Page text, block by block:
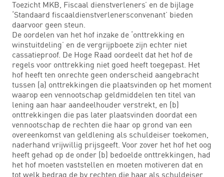
Toezicht MKB, Fiscaal dienstverleners’ en de bijlage
‘Standaard fiscaaldienstverlenersconvenant’ bieden
daarvoor geen steun.
De oordelen van het hof inzake de ‘onttrekking en
winstuitdeling’ en de vergrijpboete zijn echter niet
cassatieproof. De Hoge Raad oordeelt dat het hof de
regels voor onttrekking niet goed heeft toegepast. Het
hof heeft ten onrechte geen onderscheid aangebracht
tussen (a) onttrekkingen die plaatsvinden op het moment
waarop een vennootschap geldmiddelen ten titel van
lening aan haar aandeelhouder verstrekt, en (b)
onttrekkingen die pas later plaatsvinden doordat een
vennootschap de rechten die haar op grond van een
overeenkomst van geldlening als schuldeiser toekomen,
naderhand vrijwillig prijsgeeft. Voor zover het hof het oog
heeft gehad op de onder (b) bedoelde onttrekkingen, had
het hof moeten vaststellen en moeten motiveren dat en
tot welk bedrag de bv rechten die haar als schuldeiser